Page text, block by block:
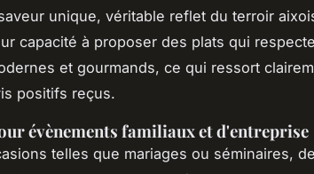
unique, véritable reflet du terroir
capacité à proposer des plats qui
et gourmands, ce qui ressort
positifs reçus.
évènements familiaux et d'entreprise
telles que mariages ou séminaires,